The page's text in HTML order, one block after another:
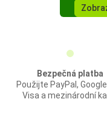
Bezpečná platba
Použijte PayPal,
Visa a mezinárodní